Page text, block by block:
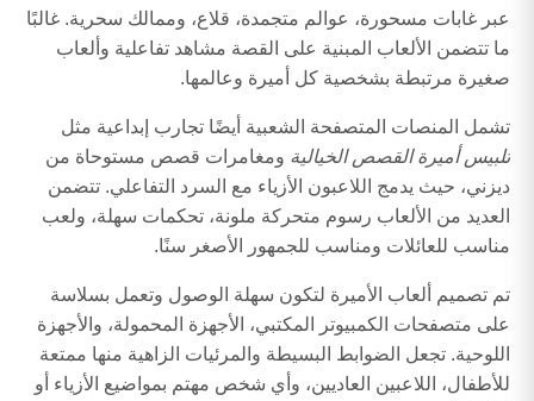
عبر غابات مسحورة، عوالم متجمدة، قلاع، وممالك سحرية. غالبًا
ما تتضمن الألعاب المبنية على القصة مشاهد تفاعلية وألعاب
صغيرة مرتبطة بشخصية كل أميرة وعالمها.
تشمل المنصات المتصفحة الشعبية أيضًا تجارب إبداعية مثل
تلبيس أميرة القصص الخيالية ومغامرات قصص مستوحاة من
ديزني، حيث يدمج اللاعبون الأزياء مع السرد التفاعلي. تتضمن
العديد من الألعاب رسوم متحركة ملونة، تحكمات سهلة، ولعب
مناسب للعائلات ومناسب للجمهور الأصغر سنًا.
تم تصميم ألعاب الأميرة لتكون سهلة الوصول وتعمل بسلاسة
على متصفحات الكمبيوتر المكتبي، الأجهزة المحمولة، والأجهزة
اللوحية. تجعل الضوابط البسيطة والمرئيات الزاهية منها ممتعة
للأطفال، اللاعبين العاديين، وأي شخص مهتم بمواضيع الأزياء أو